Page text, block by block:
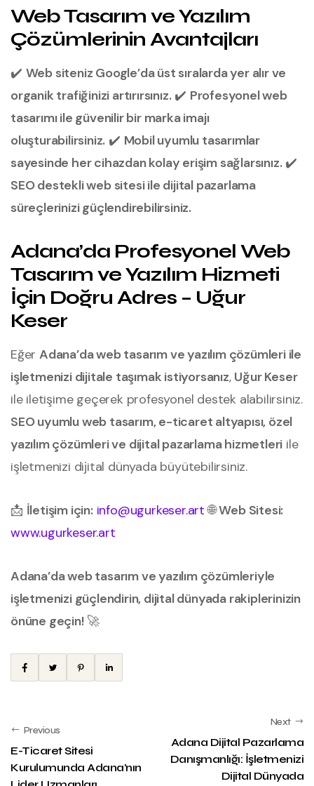
Web Tasarım ve Yazılım
Çözümlerinin Avantajları
✔️ Web siteniz Google’da üst sıralarda yer alır ve
organik trafiğinizi artırırsınız.✔️ Profesyonel web
tasarımı ile güvenilir bir marka imajı
oluşturabilirsiniz. ✔️ Mobil uyumlu tasarımlar
sayesinde her cihazdan kolay erişim sağlarsınız.✔️
SEO destekli web sitesi ile dijital pazarlama
süreçlerinizi güçlendirebilirsiniz.
Adana’da Profesyonel Web
Tasarım ve Yazılım Hizmeti
İçin Doğru Adres – Uğur
Keser
Eğer Adana’da web tasarım ve yazılım çözümleri ile
işletmenizi dijitale taşımak istiyorsanız, Uğur Keser
ile iletişime geçerek profesyonel destek alabilirsiniz.
SEO uyumlu web tasarım, e-ticaret altyapısı, özel
yazılım çözümleri ve dijital pazarlama hizmetleri ile
işletmenizi dijital dünyada büyütebilirsiniz.
📩 İletişim için: info@ugurkeser.art🌐Web Sitesi:
www.ugurkeser.art
Adana’da web tasarım ve yazılım çözümleriyle
işletmenizi güçlendirin, dijital dünyada rakiplerinizin
önüne geçin!🚀
Previous
E-Ticaret Sitesi
Kurulumunda Adana’nın
Next
Adana Dijital Pazarlama
Danışmanlığı: İşletmenizi
Dijital Dünyada